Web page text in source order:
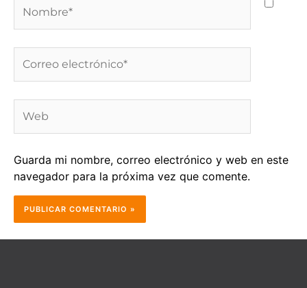
electrónico*
Guarda mi nombre, correo electrónico y web en este
navegador para la próxima vez que comente.